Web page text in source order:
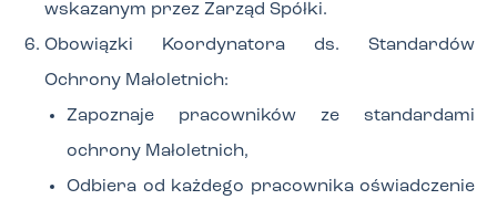
wskazanym przez Zarząd Spółki.
Obowiązki Koordynatora ds. Standardów
Ochrony Małoletnich:
Zapoznaje pracowników ze standardami
ochrony Małoletnich,
Odbiera od każdego pracownika oświadczenie